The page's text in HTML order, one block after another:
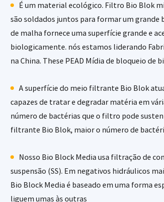
É um material ecológico. Filtro Bio Blok
são soldados juntos para formar um grande
de malha fornece uma superfície grande e
biologicamente. nós estamos liderando
na China. These PEAD Mídia de bloqueio de
A superfície do meio filtrante Bio Blok
capazes de tratar e degradar matéria em
número de bactérias que o filtro pode
filtrante Bio Blok, maior o número de
Nosso Bio Block Media usa filtração de
suspensão (SS). Em negativos hidráulicos
Bio Block Media é baseado em uma forma
liguem umas às outras